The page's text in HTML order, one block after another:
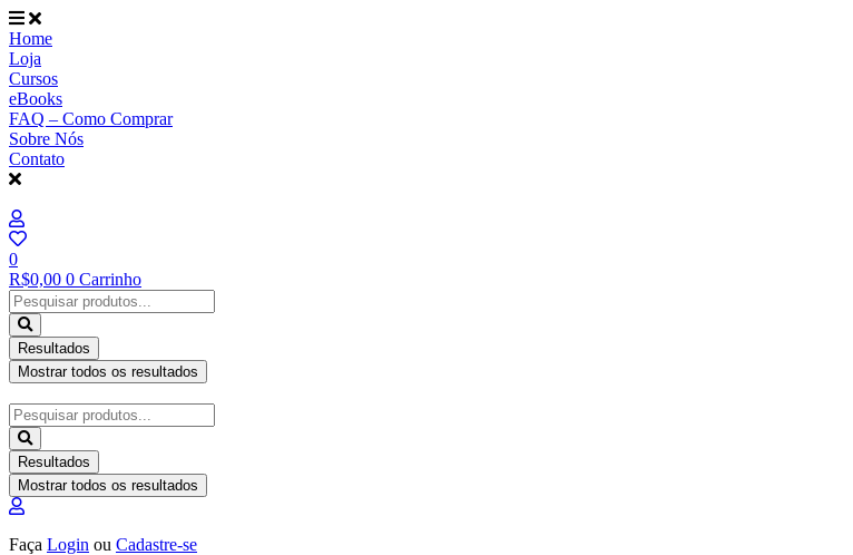
Ir
para
o
conteúdo
Home
Loja
Cursos
eBooks
FAQ – Como Comprar
Sobre Nós
Contato
0
R$0,00 0 Carrinho
Pesquisar
...
Resultados
Mostrar todos os resultados
Pesquisar
...
Resultados
Mostrar todos os resultados
Faça Login ou Cadastre-se